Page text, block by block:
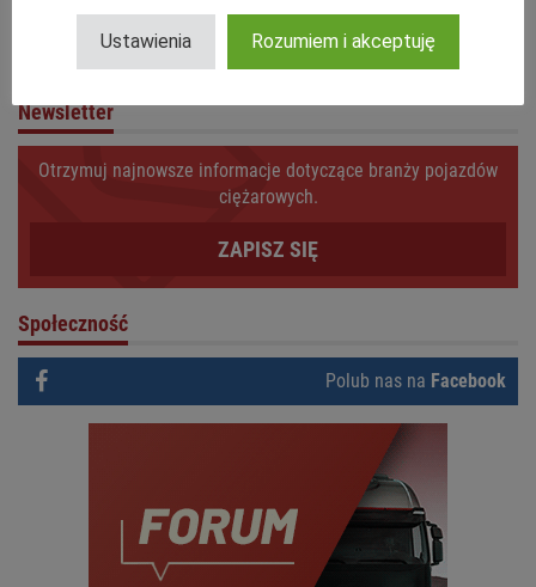
Newsletter
Otrzymuj najnowsze informacje dotyczące branży pojazdów
ciężarowych.
ZAPISZ SIĘ
Społeczność
Polub nas na Facebook
Ustawienia Rozumiem i akceptuję